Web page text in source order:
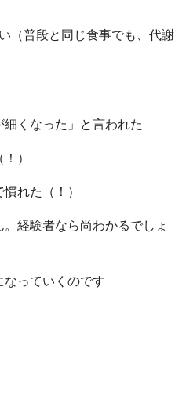
（普段と同じ食事でも、代謝
くなった」と言われた
）
れた（！）
経験者なら尚わかるでしょ
っていくのです